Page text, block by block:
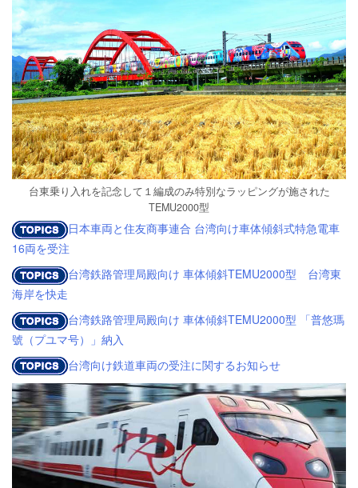
台東乗り入れを記念して１編成のみ特別なラッピングが施された
TEMU2000型
日本車両と住友商事連合 台湾向け車体傾斜式特急電車
16両を受注
台湾鉄路管理局殿向け 車体傾斜TEMU2000型 台湾東
海岸を快走
台湾鉄路管理局殿向け 車体傾斜TEMU2000型 「普悠瑪
號（プユマ号）」納入
台湾向け鉄道車両の受注に関するお知らせ